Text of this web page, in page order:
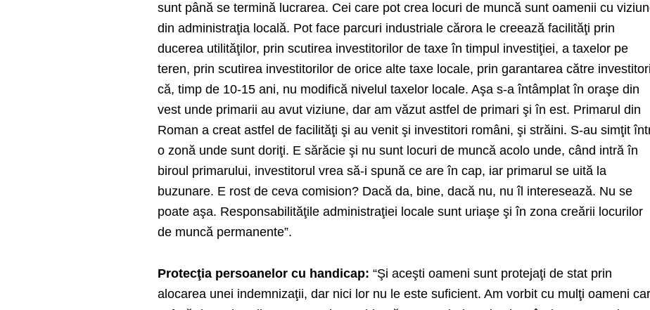
sunt până se termină lucrarea. Cei care pot crea locuri de muncă sunt oamenii cu
din administraţia locală. Pot face parcuri industriale cărora le creează facilităţi prin
ducerea utilităţilor, prin scutirea investitorilor de taxe în timpul investiţiei, a taxelor pe
teren, prin scutirea investitorilor de orice alte taxe locale, prin garantarea către investitori
că, timp de 10-15 ani, nu modifică nivelul taxelor locale. Aşa s-a întâmplat în oraşe din
vest unde primarii au avut viziune, dar am văzut astfel de primari şi în est. Primarul din
Roman a creat astfel de facilităţi şi au venit şi investitori români, şi străini. S-au simţit
o zonă unde sunt doriţi. E sărăcie şi nu sunt locuri de muncă acolo unde, când intră în
biroul primarului, investitorul vrea să-i spună ce are în cap, iar primarul se uită la
buzunare. E rost de ceva comision? Dacă da, bine, dacă nu, nu îl interesează. Nu se
poate aşa. Responsabilităţile administraţiei locale sunt uriaşe şi în zona creării locurilor
de muncă permanente”.
Protecţia persoanelor cu handicap: “Şi aceşti oameni sunt protejaţi de stat prin
alocarea unei indemnizaţii, dar nici lor nu le este suficient. Am vorbit cu mulţi oameni